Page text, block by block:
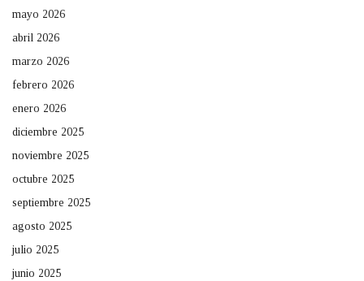
mayo 2026
abril 2026
marzo 2026
febrero 2026
enero 2026
diciembre 2025
noviembre 2025
octubre 2025
septiembre 2025
agosto 2025
julio 2025
junio 2025